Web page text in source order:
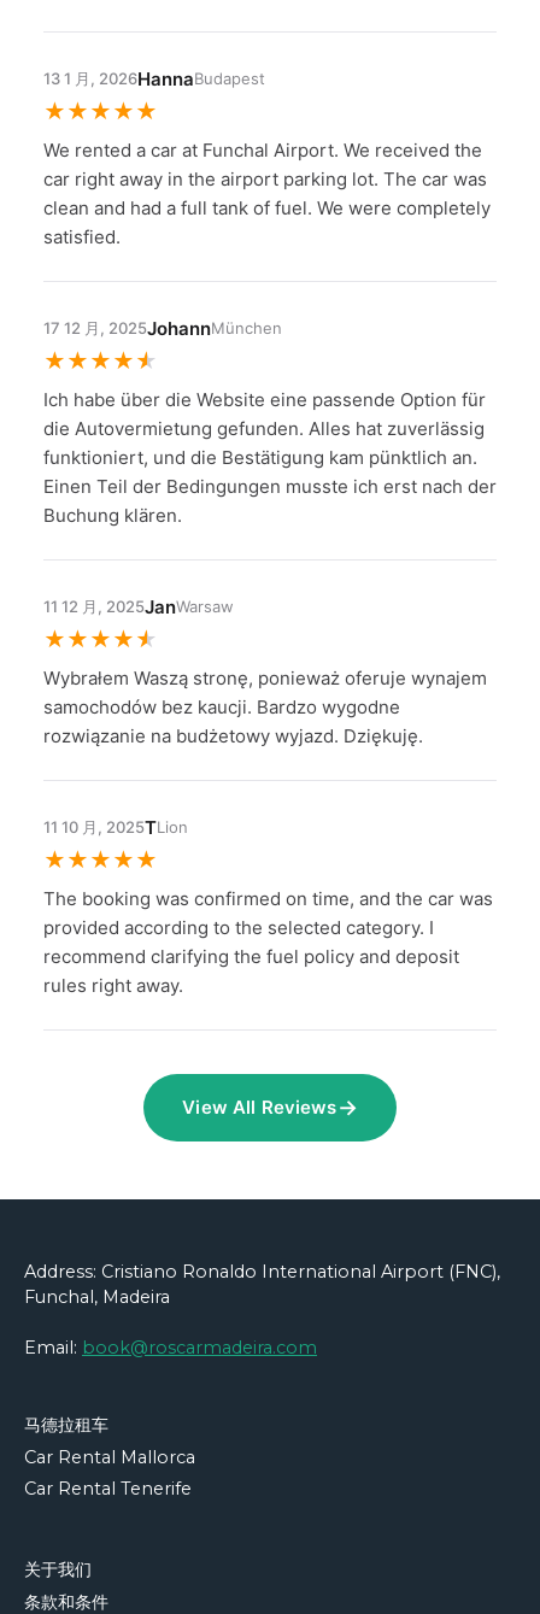
13 1 月, 2026HannaBudapest
★★★★★
We rented a car at Funchal Airport. We received the
car right away in the airport parking lot. The car was
clean and had a full tank of fuel. We were completely
satisfied.
17 12 月, 2025JohannMünchen
★★★★★
Ich habe über die Website eine passende Option für
die Autovermietung gefunden. Alles hat zuverlässig
funktioniert, und die Bestätigung kam pünktlich an.
Einen Teil der Bedingungen musste ich erst nach der
Buchung klären.
11 12 月, 2025JanWarsaw
★★★★★
Wybrałem Waszą stronę, ponieważ oferuje wynajem
samochodów bez kaucji. Bardzo wygodne
rozwiązanie na budżetowy wyjazd. Dziękuję.
11 10 月, 2025TLion
★★★★★
The booking was confirmed on time, and the car was
provided according to the selected category. I
recommend clarifying the fuel policy and deposit
rules right away.
View All Reviews→
Address: Cristiano Ronaldo International Airport (FNC),
Funchal, Madeira
Email: book@roscarmadeira.com
马德拉租车
Car Rental Mallorca
Car Rental Tenerife
关于我们
条款和条件